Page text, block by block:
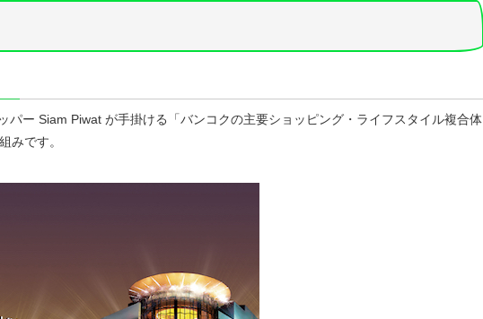
て
い。
下
キ
ー
パー Siam Piwat が手掛ける「バンコクの主要ショッピング・ライフスタイル複合体
みです。